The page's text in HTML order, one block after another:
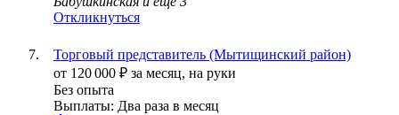
Откликнуться
Торговый представитель (Мытищинский район)
от 120 000 ₽ за месяц, на руки
Без опыта
Выплаты: Два раза в месяц